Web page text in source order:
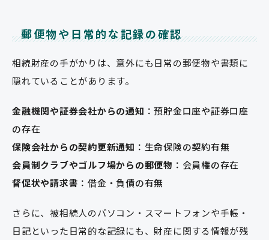
郵便物や日常的な記録の確認
相続財産の手がかりは、意外にも日常の郵便物や書類に
隠れていることがあります。
金融機関や証券会社からの通知 ：預貯金口座や証券口座
の存在
保険会社からの契約更新通知 ：生命保険の契約有無
会員制クラブやゴルフ場からの郵便物 ：会員権の存在
督促状や請求書 ：借金・負債の有無
さらに、被相続人のパソコン・スマートフォンや手帳・
日記といった日常的な記録にも、財産に関する情報が残